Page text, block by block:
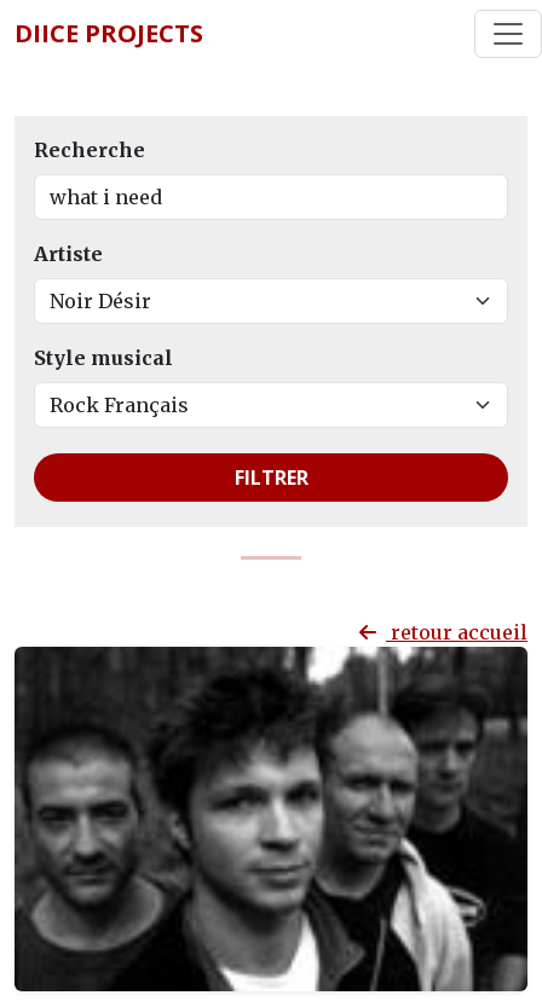
DIICE PROJECTS
Recherche
Artiste
Style musical
FILTRER
retour accueil